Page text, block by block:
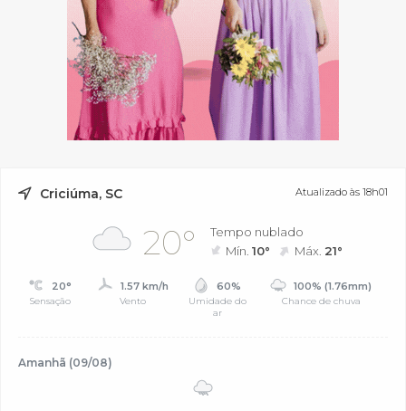
Criciúma, SC Atualizado às 18h01
20°
Tempo nublado
Mín.10° Máx. 21°
20°
Sensação
1.57 km/h
Vento
60%
Umidade do
ar
100% (1.76mm)
Chance de chuva
Amanhã (09/08)